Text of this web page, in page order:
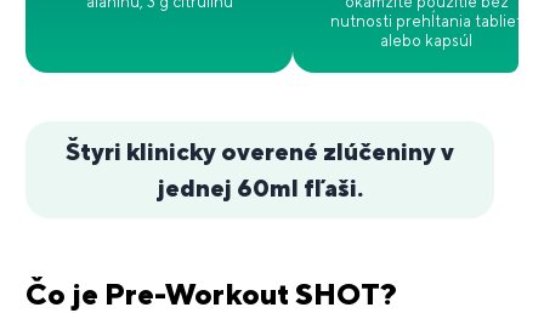
nutnosti prehĺtania tabliet
alebo kapsúl
Štyri klinicky overené zlúčeniny v
jednej 60ml fľaši.
Čo je Pre-Workout SHOT?